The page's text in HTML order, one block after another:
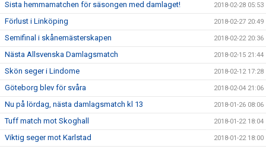
Sista hemmamatchen för säsongen med damlaget! 2018-02-28 05:53
Förlust i Linköping 2018-02-27 20:49
Semifinal i skånemästerskapen 2018-02-22 20:36
Nästa Allsvenska Damlagsmatch 2018-02-15 21:44
Skön seger i Lindome 2018-02-12 17:28
Göteborg blev för svåra 2018-02-04 21:06
Nu på lördag, nästa damlagsmatch kl 13 2018-01-26 08:06
Tuff match mot Skoghall 2018-01-22 18:04
Viktig seger mot Karlstad 2018-01-22 18:00